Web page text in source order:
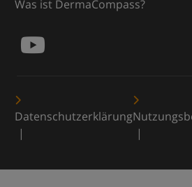
Was ist DermaCompass?
Datenschutzerklärung